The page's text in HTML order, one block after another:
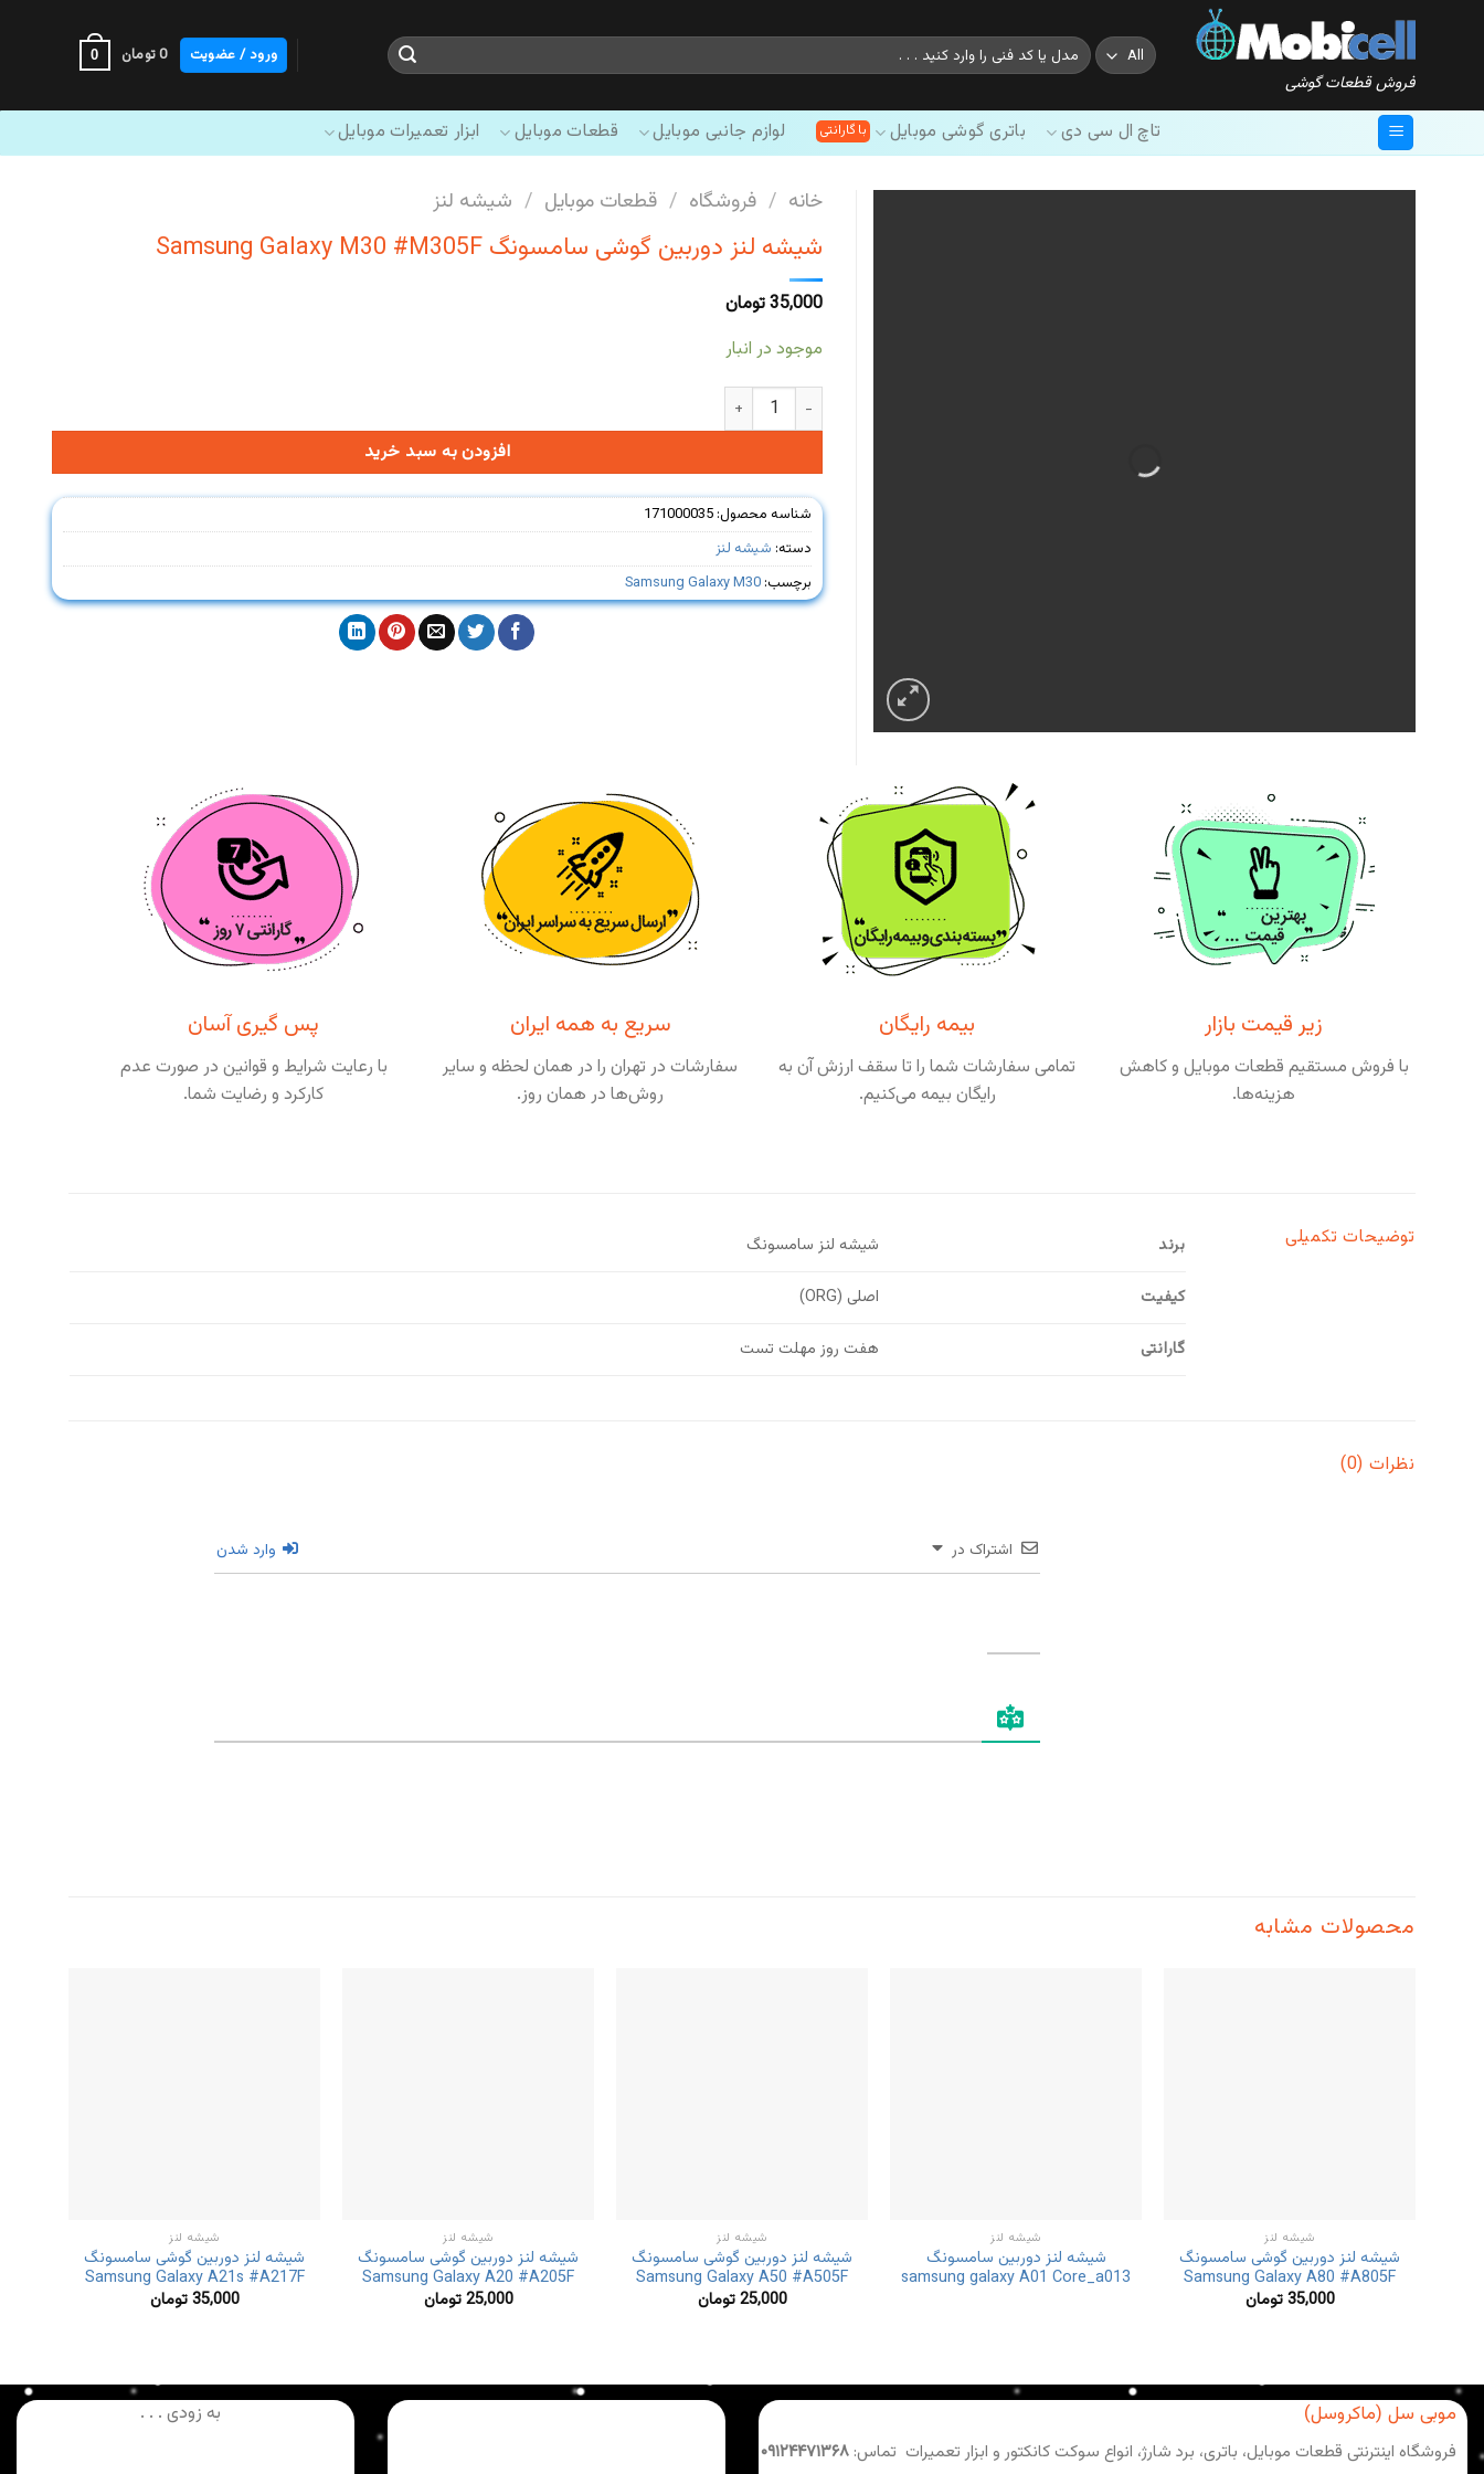
فروش قطعات گوشی
جستجو
برای:
ورود / عضویت 0تومان 0
تاچ ال سی دی باتری گوشی موبایل لوازم جانبی موبایل قطعات موبایل ابزار تعمیرات موبایل
خانه / فروشگاه / قطعات موبایل / شیشه لنز
شیشه لنز دوربین گوشی سامسونگ Samsung Galaxy M30 #M305F
35,000تومان
موجود در انبار
شیشه لنز دوربین گوشی سامسونگ Samsung Galaxy M30 #M305F عدد
افزودن به سبد خرید
شناسه محصول: 171000035
دسته: شیشه لنز
برچسب: Samsung Galaxy M30
زیر قیمت بازار
با فروش مستقیم قطعات موبایل و کاهش
هزینه‌ها.
بیمه رایگان
تمامی سفارشات شما را تا سقف ارزش آن به
رایگان بیمه می‌کنیم.
سریع به همه ایران
سفارشات در تهران را در همان لحظه و سایر
روش‌ها در همان روز.
پس گیری آسان
با رعایت شرایط و قوانین در صورت عدم
کارکرد و رضایت شما.
توضیحات تکمیلی برند شیشه لنز سامسونگ
کیفیت اصلی (ORG)
گارانتی هفت روز مهلت تست
نظرات (0)
اشتراک در وارد شدن
محصولات مشابه
شیشه لنز
شیشه لنز دوربین گوشی سامسونگ
Samsung Galaxy A80 #A805F
35,000تومان
شیشه لنز
شیشه لنز دوربین سامسونگ
samsung galaxy A01 Core_a013
شیشه لنز
شیشه لنز دوربین گوشی سامسونگ
Samsung Galaxy A50 #A505F
25,000تومان
شیشه لنز
شیشه لنز دوربین گوشی سامسونگ
Samsung Galaxy A20 #A205F
25,000تومان
شیشه لنز
شیشه لنز دوربین گوشی سامسونگ
Samsung Galaxy A21s #A217F
35,000تومان
موبی سل (ماکروسل)
فروشگاه اینترنتی قطعات موبایل، باتری، برد شارژ، انواع سوکت کانکتور و ابزار تعمیرات تماس: ۰۹۱۲۴۴۷۱۳۶۸
به زودی . . .